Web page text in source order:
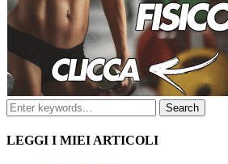
LEGGI I MIEI ARTICOLI